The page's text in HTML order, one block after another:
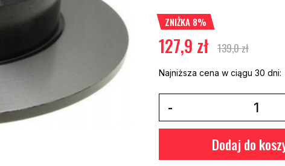
ZNIŻKA 8%
127,9 zł 139,0 zł
Najniższa cena w ciągu 30 dni:
Dodaj do